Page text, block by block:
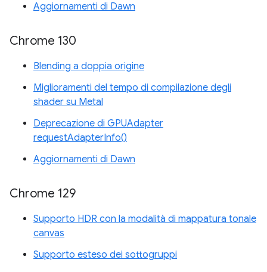
Aggiornamenti di Dawn
Chrome 130
Blending a doppia origine
Miglioramenti del tempo di compilazione degli
shader su Metal
Deprecazione di GPUAdapter
requestAdapterInfo()
Aggiornamenti di Dawn
Chrome 129
Supporto HDR con la modalità di mappatura tonale
canvas
Supporto esteso dei sottogruppi